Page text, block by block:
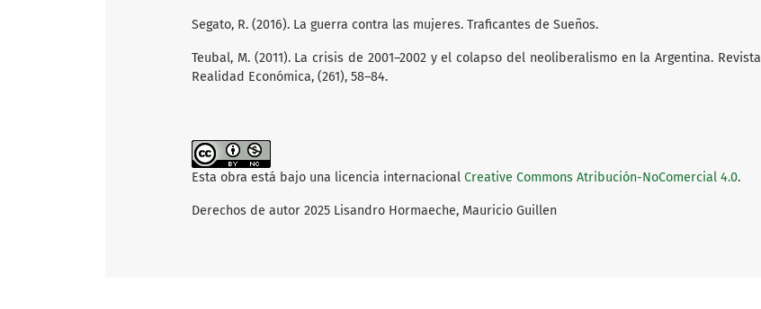
Segato, R. (2016). La guerra contra las mujeres. Traficantes de Sueños.
Teubal, M. (2011). La crisis de 2001–2002 y el colapso del neoliberalismo en la Argentina. Revista
Realidad Económica, (261), 58–84.
Esta obra está bajo una licencia internacional Creative Commons Atribución-NoComercial 4.0.
Derechos de autor 2025 Lisandro Hormaeche, Mauricio Guillen